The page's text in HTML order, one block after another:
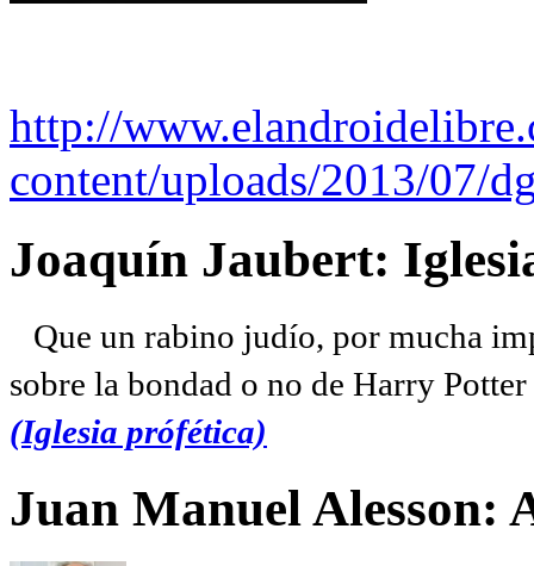
http://
content/uploads/2013/07/
Joaquín Jaubert:
Que un rabino judío, por mucha
sobre la bondad o no de Harry
(Iglesia prófética)
Juan Manuel Alesson: